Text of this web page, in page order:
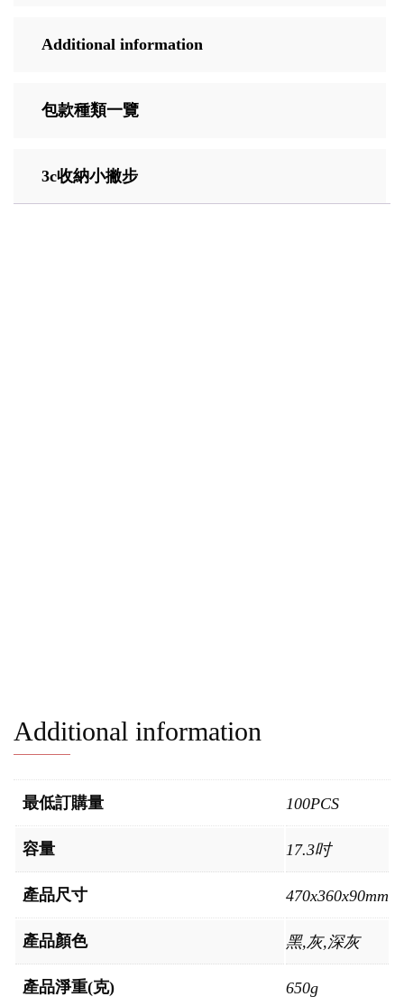
Additional information
包款種類一覽
3c收納小撇步
Additional information
最低訂購量 100PCS
容量 17.3吋
產品尺寸 470x360x90mm
產品顏色 黑,灰,深灰
產品淨重(克) 650g